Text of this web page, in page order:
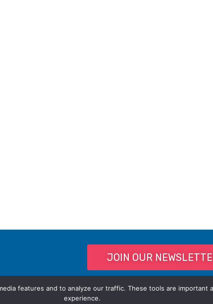
JOIN OUR
features and to analyze our traffic. These tools are
experience.